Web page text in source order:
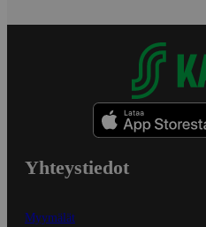
Yhteystiedot
Myymälät